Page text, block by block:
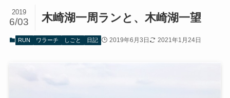
木崎湖一周ランと、木崎湖一望
2019
6/03
RUN ワラーチ しごと 日記 2019年6月3日 2021年1月24日